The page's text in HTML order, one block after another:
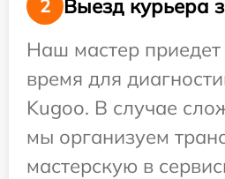
2
Выезд курьера
Наш мастер
время для
Kugoo. В случае
мы организуем
мастерскую в